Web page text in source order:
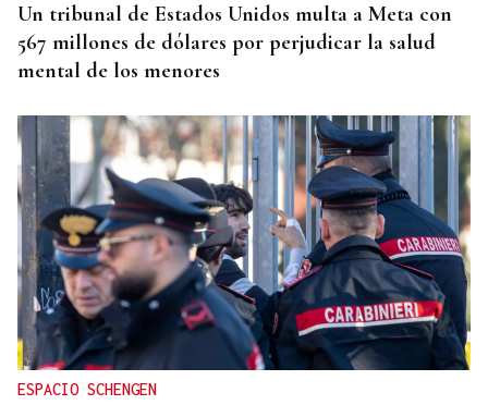
Un tribunal de Estados Unidos multa a Meta con
567 millones de dólares por perjudicar la salud
mental de los menores
ESPACIO SCHENGEN